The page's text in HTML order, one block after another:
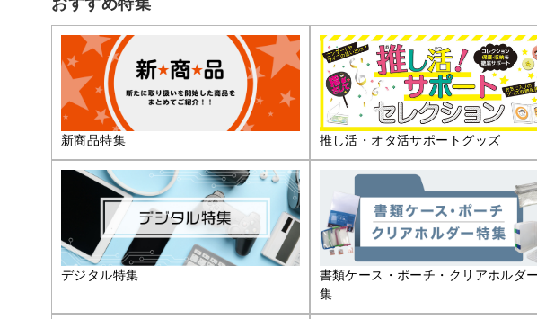
おすすめ特集
新商品特集 推し活・オタ活サポートグッズ
デジタル特集
書類ケース・ポーチ・クリアホルダ
集